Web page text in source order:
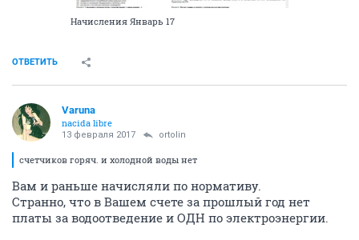
Начисления Январь 17
ОТВЕТИТЬ
Varuna
nacida libre
13 февраля 2017 ortolin
счетчиков горяч. и холодной воды нет
Вам и раньше начисляли по нормативу.
Странно, что в Вашем счете за прошлый год нет
платы за водоотведение и ОДН по электроэнергии.